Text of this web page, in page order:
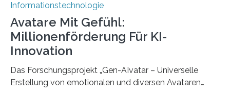
Informationstechnologie
Avatare Mit Gefühl:
Millionenförderung Für KI-
Innovation
Das Forschungsprojekt „Gen-AIvatar – Universelle
Erstellung von emotionalen und diversen Avataren